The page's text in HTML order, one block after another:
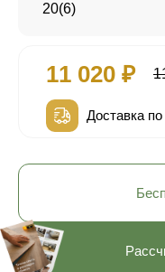
20(6)
11 020 ₽
Доставка